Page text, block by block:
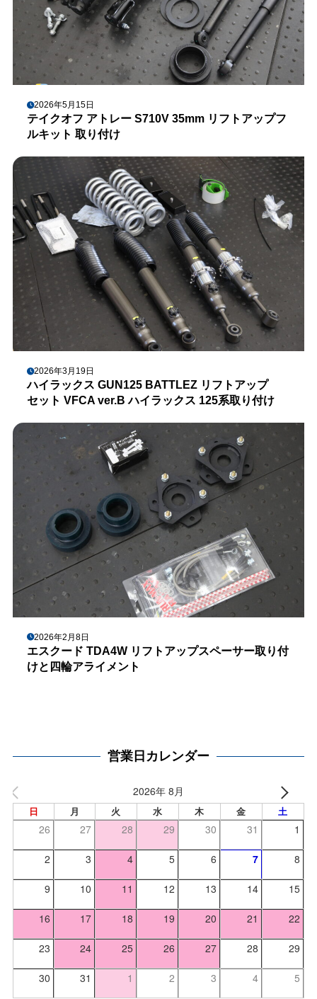
2026年5月15日
テイクオフ アトレー S710V 35mm リフトアップフ
ルキット 取り付け
2026年3月19日
ハイラックス GUN125 BATTLEZ リフトアップ
セット VFCA ver.B ハイラックス 125系取り付け
2026年2月8日
エスクード TDA4W リフトアップスペーサー取り付
けと四輪アライメント
営業日カレンダー
2026年 8月
日 月 火 水 木 金 土
26 27 28 29 30 31 1
2 3 4 5 6 7 8
9 10 11 12 13 14 15
16 17 18 19 20 21 22
23 24 25 26 27 28 29
30 31 1 2 3 4 5